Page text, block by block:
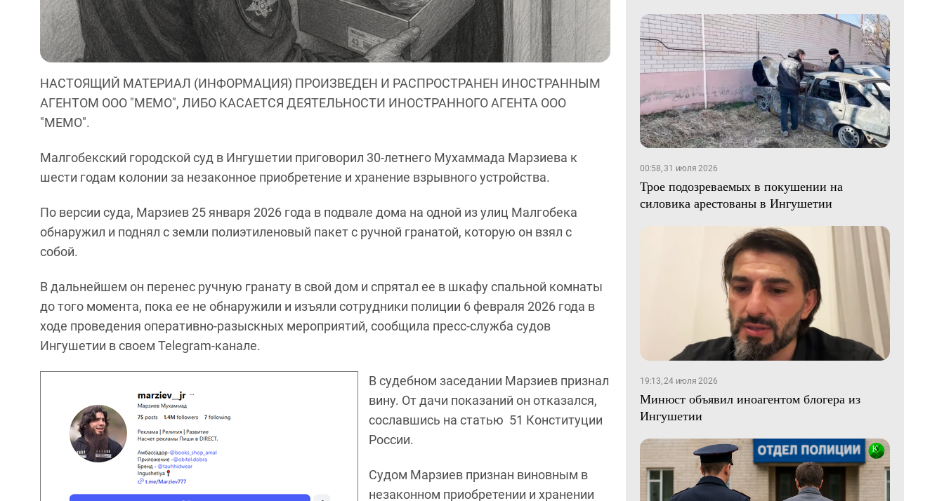
НАСТОЯЩИЙ МАТЕРИАЛ (ИНФОРМАЦИЯ) ПРОИЗВЕДЕН И РАСПРОСТРАНЕН ИНОСТРАННЫМ
АГЕНТОМ ООО "МЕМО", ЛИБО КАСАЕТСЯ ДЕЯТЕЛЬНОСТИ ИНОСТРАННОГО АГЕНТА ООО
"МЕМО".
Малгобекский городской суд в Ингушетии приговорил 30-летнего Мухаммада Марзиева к
шести годам колонии за незаконное приобретение и хранение взрывного устройства.
По версии суда, Марзиев 25 января 2026 года в подвале дома на одной из улиц Малгобека
обнаружил и поднял с земли полиэтиленовый пакет с ручной гранатой, которую он взял с
собой.
В дальнейшем он перенес ручную гранату в свой дом и спрятал ее в шкафу спальной комнаты
до того момента, пока ее не обнаружили и изъяли сотрудники полиции 6 февраля 2026 года в
ходе проведения оперативно-разыскных мероприятий, сообщила пресс-служба судов
Ингушетии в своем Telegram-канале.
В судебном заседании Марзиев признал
вину. От дачи показаний он отказался,
сославшись на статью 51 Конституции
России.
Судом Марзиев признан виновным в
незаконном приобретении и хранении
00:58, 31 июля 2026
Трое подозреваемых в покушении на
силовика арестованы в Ингушетии
19:13, 24 июля 2026
Минюст объявил иноагентом блогера из
Ингушетии